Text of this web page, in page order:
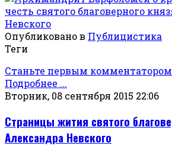
Опубликовано в Публицистика
Теги
Станьте первым
Подробнее ...
Вторник, 08 сентября 2015 22:06
Страницы жития святого
Александра Невского